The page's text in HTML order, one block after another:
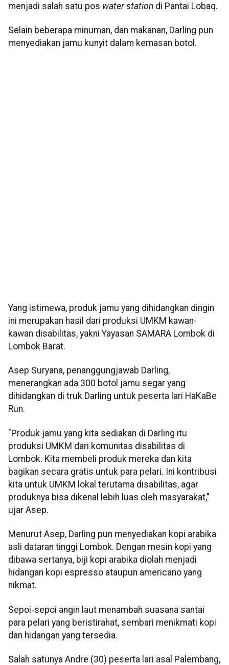
menjadi salah satu pos water station di Pantai Lobaq.
Selain beberapa minuman, dan makanan, Darling pun
menyediakan jamu kunyit dalam kemasan botol.
Yang istimewa, produk jamu yang dihidangkan dingin
ini merupakan hasil dari produksi UMKM kawan-
kawan disabilitas, yakni Yayasan SAMARA Lombok di
Lombok Barat.
Asep Suryana, penanggungjawab Darling,
menerangkan ada 300 botol jamu segar yang
dihidangkan di truk Darling untuk peserta lari HaKaBe
Run.
"Produk jamu yang kita sediakan di Darling itu
produksi UMKM dari komunitas disabilitas di
Lombok. Kita membeli produk mereka dan kita
bagikan secara gratis untuk para pelari. Ini kontribusi
kita untuk UMKM lokal terutama disabilitas, agar
produknya bisa dikenal lebih luas oleh masyarakat,"
ujar Asep.
Menurut Asep, Darling pun menyediakan kopi arabika
asli dataran tinggi Lombok. Dengan mesin kopi yang
dibawa sertanya, biji kopi arabika diolah menjadi
hidangan kopi espresso ataupun americano yang
nikmat.
Sepoi-sepoi angin laut menambah suasana santai
para pelari yang beristirahat, sembari menikmati kopi
dan hidangan yang tersedia.
Salah satunya Andre (30) peserta lari asal Palembang,